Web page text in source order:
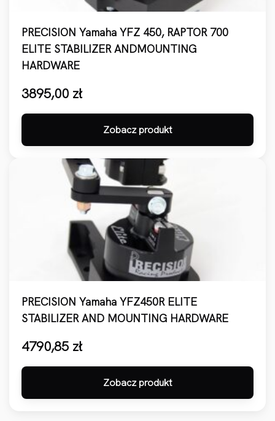
PRECISION Yamaha YFZ 450, RAPTOR 700
ELITE STABILIZER ANDMOUNTING
HARDWARE
3895,00 zł
Zobacz produkt
PRECISION Yamaha YFZ450R ELITE
STABILIZER AND MOUNTING HARDWARE
4790,85 zł
Zobacz produkt